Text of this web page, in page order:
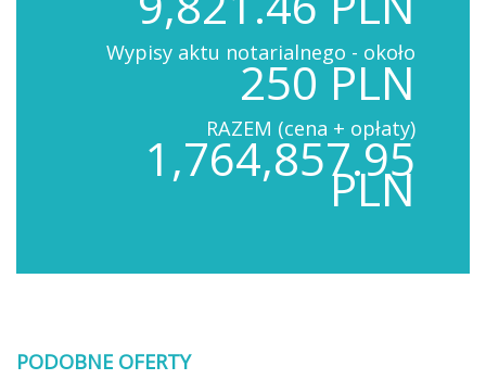
Wypisy aktu notarialnego - około
250 PLN
RAZEM (cena + opłaty)
1,764,857.95
PLN
PODOBNE OFERTY